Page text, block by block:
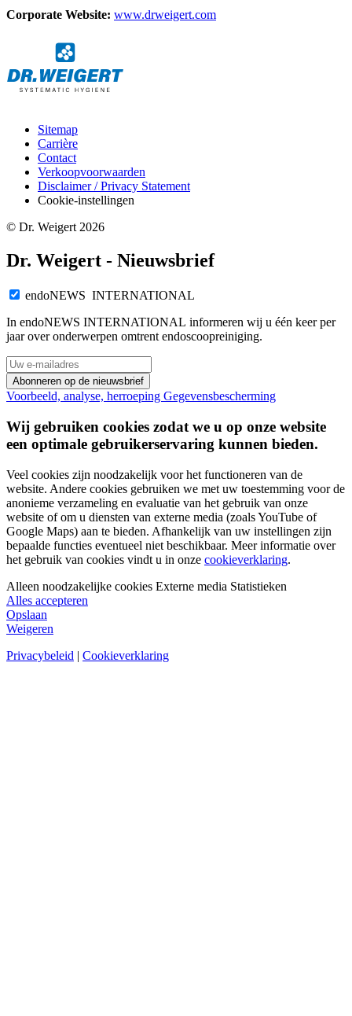
Corporate Website: www.drweigert.com
Sitemap
Carrière
Contact
Verkoopvoorwaarden
Disclaimer / Privacy Statement
Cookie-instellingen
© Dr. Weigert 2026
Dr. Weigert - Nieuwsbrief
endoNEWS INTERNATIONAL
In endoNEWS INTERNATIONAL informeren wij u één keer per
jaar over onderwerpen omtrent endoscoopreiniging.
Abonneren op de nieuwsbrief
Voorbeeld, analyse, herroeping Gegevensbescherming
Wij gebruiken cookies zodat we u op onze website
een optimale gebruikerservaring kunnen bieden.
Veel cookies zijn noodzakelijk voor het functioneren van de
website. Andere cookies gebruiken we met uw toestemming voor de
anonieme verzameling en evaluatie van het gebruik van onze
website of om u diensten van externe media (zoals YouTube of
Google Maps) aan te bieden. Afhankelijk van uw instellingen zijn
bepaalde functies eventueel niet beschikbaar. Meer informatie over
het gebruik van cookies vindt u in onze cookieverklaring.
Alleen noodzakelijke cookies Externe media Statistieken
Alles accepteren
Opslaan
Weigeren
Privacybeleid | Cookieverklaring